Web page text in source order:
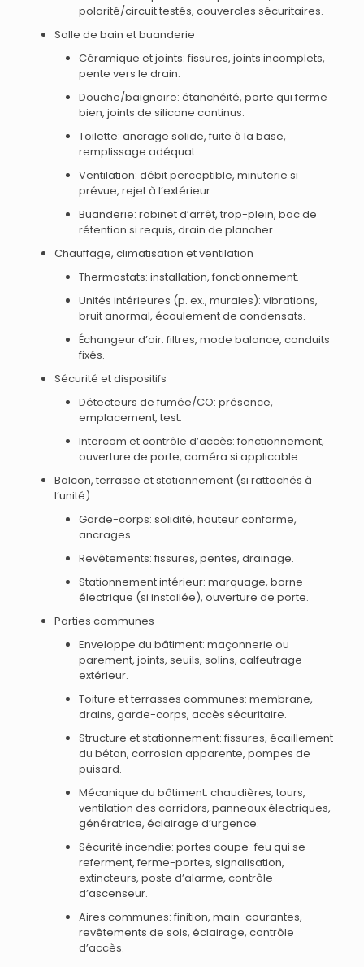
polarité/circuit testés, couvercles sécuritaires.
Salle de bain et buanderie
Céramique et joints: fissures, joints incomplets,
pente vers le drain.
Douche/baignoire: étanchéité, porte qui ferme
bien, joints de silicone continus.
Toilette: ancrage solide, fuite à la base,
remplissage adéquat.
Ventilation: débit perceptible, minuterie si
prévue, rejet à l’extérieur.
Buanderie: robinet d’arrêt, trop-plein, bac de
rétention si requis, drain de plancher.
Chauffage, climatisation et ventilation
Thermostats: installation, fonctionnement.
Unités intérieures (p. ex., murales): vibrations,
bruit anormal, écoulement de condensats.
Échangeur d’air: filtres, mode balance, conduits
fixés.
Sécurité et dispositifs
Détecteurs de fumée/CO: présence,
emplacement, test.
Intercom et contrôle d’accès: fonctionnement,
ouverture de porte, caméra si applicable.
Balcon, terrasse et stationnement (si rattachés à
l’unité)
Garde-corps: solidité, hauteur conforme,
ancrages.
Revêtements: fissures, pentes, drainage.
Stationnement intérieur: marquage, borne
électrique (si installée), ouverture de porte.
Parties communes
Enveloppe du bâtiment: maçonnerie ou
parement, joints, seuils, solins, calfeutrage
extérieur.
Toiture et terrasses communes: membrane,
drains, garde-corps, accès sécuritaire.
Structure et stationnement: fissures, écaillement
du béton, corrosion apparente, pompes de
puisard.
Mécanique du bâtiment: chaudières, tours,
ventilation des corridors, panneaux électriques,
génératrice, éclairage d’urgence.
Sécurité incendie: portes coupe-feu qui se
referment, ferme-portes, signalisation,
extincteurs, poste d’alarme, contrôle
d’ascenseur.
Aires communes: finition, main-courantes,
revêtements de sols, éclairage, contrôle
d’accès.